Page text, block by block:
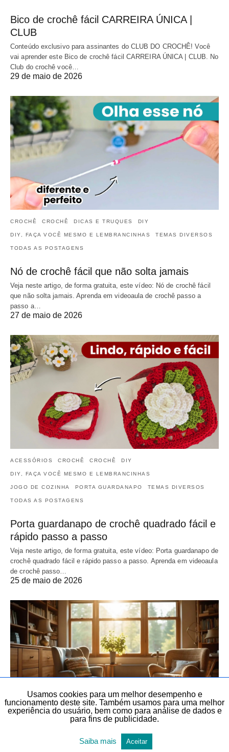
Bico de crochê fácil CARREIRA ÚNICA |
CLUB
Conteúdo exclusivo para assinantes do CLUB DO CROCHÊ! Você
vai aprender este Bico de crochê fácil CARREIRA ÚNICA | CLUB. No
Club do crochê você…
29 de maio de 2026
CROCHÊ CROCHÊ DICAS E TRUQUES DIY
DIY, FAÇA VOCÊ MESMO E LEMBRANCINHAS TEMAS DIVERSOS
TODAS AS POSTAGENS
Nó de crochê fácil que não solta jamais
Veja neste artigo, de forma gratuita, este vídeo: Nó de crochê fácil
que não solta jamais. Aprenda em videoaula de crochê passo a
passo a…
27 de maio de 2026
ACESSÓRIOS CROCHÊ CROCHÊ DIY
DIY, FAÇA VOCÊ MESMO E LEMBRANCINHAS
JOGO DE COZINHA PORTA GUARDANAPO TEMAS DIVERSOS
TODAS AS POSTAGENS
Porta guardanapo de crochê quadrado fácil e
rápido passo a passo
Veja neste artigo, de forma gratuita, este vídeo: Porta guardanapo de
crochê quadrado fácil e rápido passo a passo. Aprenda em videoaula
de crochê passo…
25 de maio de 2026
ARTIGOS DIVERSOS CROCHÊ
TODAS AS POSTAGENS
Usamos cookies para um melhor desempenho e
funcionamento deste site. Também usamos para uma melhor
experiência do usuário, bem como para análise de dados e
para fins de publicidade.
Saiba mais Aceitar